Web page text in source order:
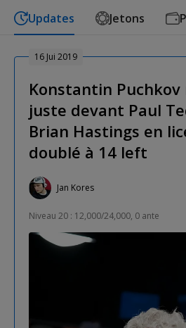
Updates Jetons
16 Jui 2019
Konstantin Puchkov
juste devant Paul
Brian Hastings en
doublé à 14 left
Jan Kores
Niveau 20 : 12,000/24,000, 0 ante